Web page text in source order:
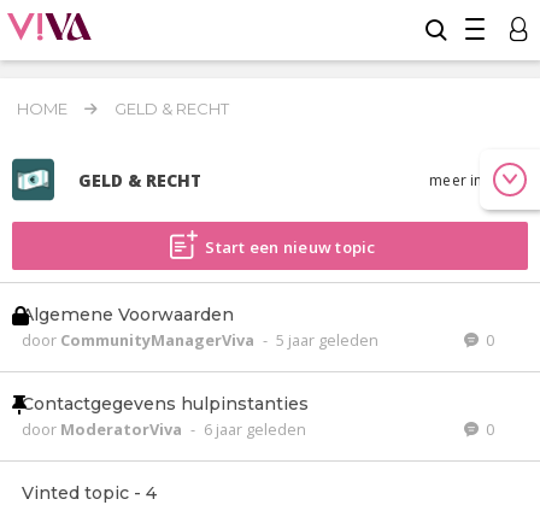
HOME GELD & RECHT
GELD & RECHT meer info
Start een nieuw topic
Algemene Voorwaarden
door CommunityManagerViva - 5 jaar geleden 0
Contactgegevens hulpinstanties
door ModeratorViva - 6 jaar geleden 0
Vinted topic - 4